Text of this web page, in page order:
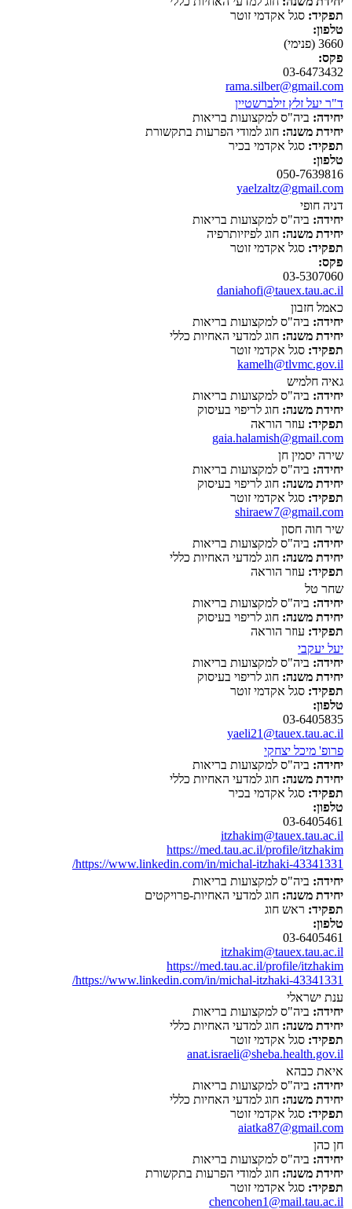
תפקיד: סגל אקדמי זוטר
טלפון:
3660 (פנימי)
פקס:
03-6473432
rama.silber@gmail.com
ד"ר יעל זלץ זילברשטיין
יחידה: ביה"ס למקצועות בריאות
יחידת משנה: חוג למודי הפרעות בתקשורת
תפקיד: סגל אקדמי בכיר
טלפון:
050-7639816
yaelzaltz@gmail.com
דניה חופי
יחידה: ביה"ס למקצועות בריאות
יחידת משנה: חוג לפיזיותרפיה
תפקיד: סגל אקדמי זוטר
פקס:
03-5307060
daniahofi@tauex.tau.ac.il
כאמל חזבון
יחידה: ביה"ס למקצועות בריאות
יחידת משנה: חוג למדעי האחיות כללי
תפקיד: סגל אקדמי זוטר
kamelh@tlvmc.gov.il
גאיה חלמיש
יחידה: ביה"ס למקצועות בריאות
יחידת משנה: חוג לריפוי בעיסוק
תפקיד: עוזר הוראה
gaia.halamish@gmail.com
שירה יסמין חן
יחידה: ביה"ס למקצועות בריאות
יחידת משנה: חוג לריפוי בעיסוק
תפקיד: סגל אקדמי זוטר
shiraew7@gmail.com
שיר חוה חסון
יחידה: ביה"ס למקצועות בריאות
יחידת משנה: חוג למדעי האחיות כללי
תפקיד: עוזר הוראה
שחר טל
יחידה: ביה"ס למקצועות בריאות
יחידת משנה: חוג לריפוי בעיסוק
תפקיד: עוזר הוראה
יעל יעקבי
יחידה: ביה"ס למקצועות בריאות
יחידת משנה: חוג לריפוי בעיסוק
תפקיד: סגל אקדמי זוטר
טלפון:
03-6405835
yaeli21@tauex.tau.ac.il
פרופ' מיכל יצחקי
יחידה: ביה"ס למקצועות בריאות
יחידת משנה: חוג למדעי האחיות כללי
תפקיד: סגל אקדמי בכיר
טלפון:
03-6405461
itzhakim@tauex.tau.ac.il
https://med.tau.ac.il/profile/itzhakim
https://www.linkedin.com/in/michal-itzhaki-43341331/
יחידה: ביה"ס למקצועות בריאות
יחידת משנה: חוג למדעי האחיות-פרויקטים
תפקיד: ראש חוג
טלפון:
03-6405461
itzhakim@tauex.tau.ac.il
https://med.tau.ac.il/profile/itzhakim
https://www.linkedin.com/in/michal-itzhaki-43341331/
ענת ישראלי
יחידה: ביה"ס למקצועות בריאות
יחידת משנה: חוג למדעי האחיות כללי
תפקיד: סגל אקדמי זוטר
anat.israeli@sheba.health.gov.il
איאת כבהא
יחידה: ביה"ס למקצועות בריאות
יחידת משנה: חוג למדעי האחיות כללי
תפקיד: סגל אקדמי זוטר
aiatka87@gmail.com
חן כהן
יחידה: ביה"ס למקצועות בריאות
יחידת משנה: חוג למודי הפרעות בתקשורת
תפקיד: סגל אקדמי זוטר
chencohen1@mail.tau.ac.il